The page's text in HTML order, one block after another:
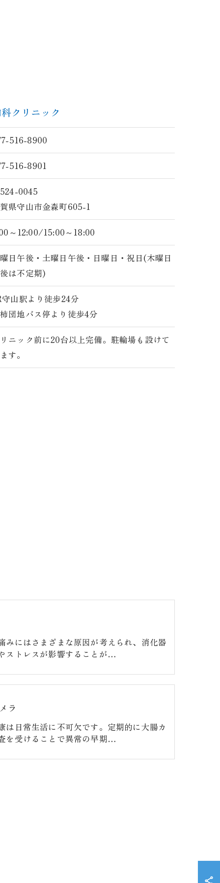
クリニック
516-8900
516-8901
0045
県守山市金森町605-1
～12:00/15:00～18:00
日午後・土曜日午後・日曜日・祝日(木曜日
は不定期)
守山駅より徒歩24分
団地バス停より徒歩4分
ニック前に20台以上完備。駐輪場も設けて
す。
みにはさまざまな原因が考えられ、消化器
ストレスが影響することが…
ラ
は日常生活に不可欠です。定期的に大腸カ
を受けることで異常の早期…